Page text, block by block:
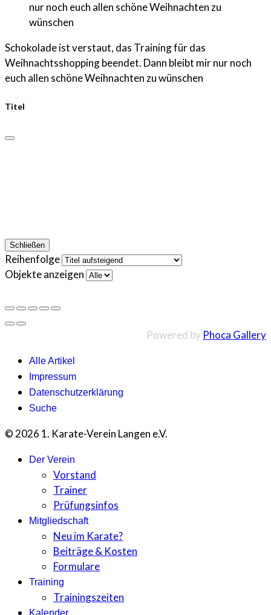
nur noch euch allen schöne Weihnachten zu
wünschen
Schokolade ist verstaut, das Training für das
Weihnachtsshopping beendet. Dann bleibt mir nur noch
euch allen schöne Weihnachten zu wünschen
Titel
Schließen
Reihenfolge
Objekte anzeigen
Powered by Phoca Gallery
Alle Artikel
Impressum
Datenschutzerklärung
Suche
© 2026 1. Karate-Verein Langen e.V.
Der Verein
Vorstand
Trainer
Prüfungsinfos
Mitgliedschaft
Neu im Karate?
Beiträge & Kosten
Formulare
Training
Trainingszeiten